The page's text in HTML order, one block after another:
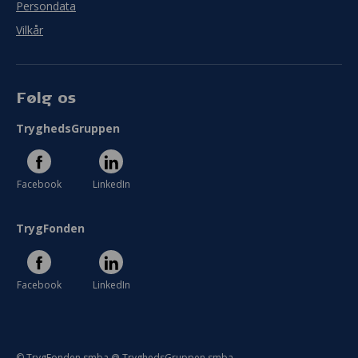
Persondata
Vilkår
Følg os
TryghedsGruppen
Facebook LinkedIn
TrygFonden
Facebook LinkedIn